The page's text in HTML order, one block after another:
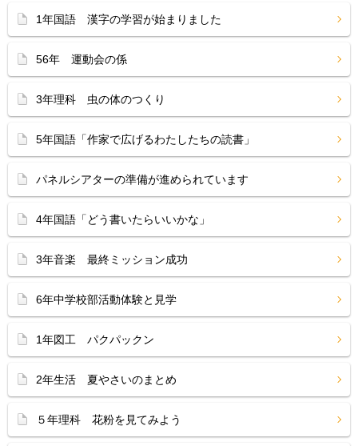
1年国語 漢字の学習が始まりました
56年 運動会の係
3年理科 虫の体のつくり
5年国語「作家で広げるわたしたちの読書」
パネルシアターの準備が進められています
4年国語「どう書いたらいいかな」
3年音楽 最終ミッション成功
6年中学校部活動体験と見学
1年図工 パクパックン
2年生活 夏やさいのまとめ
５年理科 花粉を見てみよう